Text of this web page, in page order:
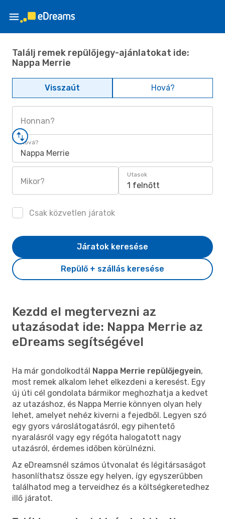
Találj remek repülőjegy-ajánlatokat ide:
Nappa Merrie
Visszaút Hová?
Honnan?
Hová?
Nappa Merrie
Mikor?
Utasok
1 felnőtt
Csak közvetlen járatok
Repülő + szállás keresése
Járatok keresése
Kezdd el megtervezni az
utazásodat ide: Nappa Merrie az
eDreams segítségével
Ha már gondolkodtál Nappa Merrie repülőjegyein,
most remek alkalom lehet elkezdeni a keresést. Egy
új úti cél gondolata bármikor meghozhatja a kedvet
az utazáshoz, és Nappa Merrie könnyen olyan hely
lehet, amelyet nehéz kiverni a fejedből. Legyen szó
egy gyors városlátogatásról, egy pihentető
nyaralásról vagy egy régóta halogatott nagy
utazásról, érdemes időben körülnézni.
Az eDreamsnél számos útvonalat és légitársaságot
hasonlíthatsz össze egy helyen, így egyszerűbben
találhatod meg a terveidhez és a költségkeretedhez
illő járatot.